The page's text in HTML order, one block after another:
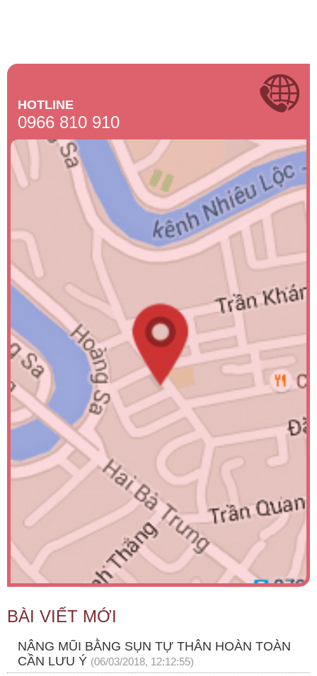
HOTLINE
0966 810 910
BÀI VIẾT MỚI
NÂNG MŨI BẰNG SỤN TỰ THÂN HOÀN TOÀN
CẦN LƯU Ý (06/03/2018, 12:12:55)